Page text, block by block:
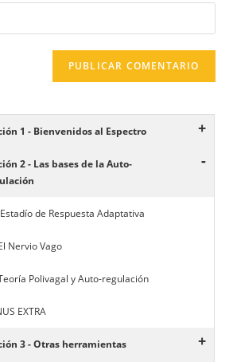
1 - Bienvenidos al Espectro +
2 - Las bases de la Auto-
-
de Respuesta Adaptativa
Nervio Vago
Polivagal y Auto-regulación
EXTRA
3 - Otras herramientas +